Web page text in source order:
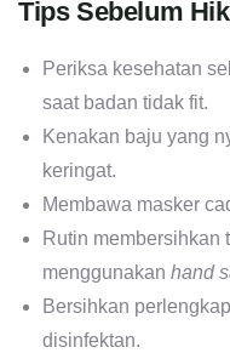
Tips Sebelum
Periksa kesehatan
saat badan tidak fit.
Kenakan baju yang
keringat.
Membawa masker
Rutin membersihkan
menggunakan hand
Bersihkan
disinfektan.